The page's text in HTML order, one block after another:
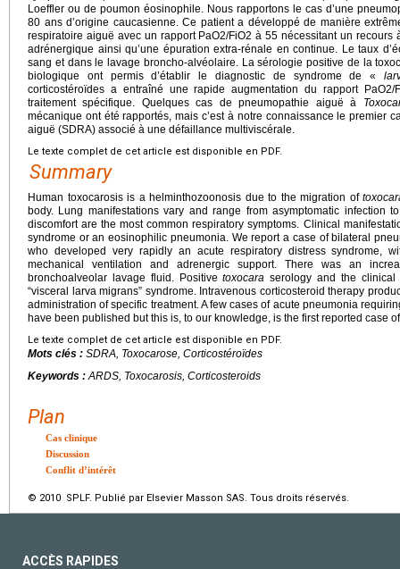
Loeffler ou de poumon éosinophile. Nous rapportons le cas d’une
80 ans d’origine caucasienne. Ce patient a développé de manière
respiratoire aiguë avec un rapport PaO2/FiO2 à 55 nécessitant un
adrénergique ainsi qu’une épuration extra-rénale en continue. Le taux
sang et dans le lavage broncho-alvéolaire. La sérologie positive de la
biologique ont permis d’établir le diagnostic de syndrome de «
corticostéroïdes a entraîné une rapide augmentation du rapport PaO2/
traitement spécifique. Quelques cas de pneumopathie aiguë à
mécanique ont été rapportés, mais c’est à notre connaissance le premier
aiguë (SDRA) associé à une défaillance multiviscérale.
Le texte complet de cet article est disponible en PDF.
Summary
Human toxocarosis is a helminthozoonosis due to the migration of
body. Lung manifestations vary and range from asymptomatic infection
discomfort are the most common respiratory symptoms. Clinical
syndrome or an eosinophilic pneumonia. We report a case of bilateral
who developed very rapidly an acute respiratory distress syndrome,
mechanical ventilation and adrenergic support. There was an
bronchoalveolar lavage fluid. Positivetoxocara serology and the
“visceral larva migrans” syndrome. Intravenous corticosteroid therapy
administration of specific treatment. A few cases of acute pneumonia
have been published but this is, to our knowledge, is the first reported case
Le texte complet de cet article est disponible en PDF.
Mots clés : SDRA, Toxocarose, Corticostéroïdes
Keywords :ARDS, Toxocarosis, Corticosteroids
Plan
Cas clinique
Discussion
Conflit d’intérêt
© 2010 SPLF. Publié par Elsevier Masson SAS. Tous droits réservés.
ACCÈS RAPIDES